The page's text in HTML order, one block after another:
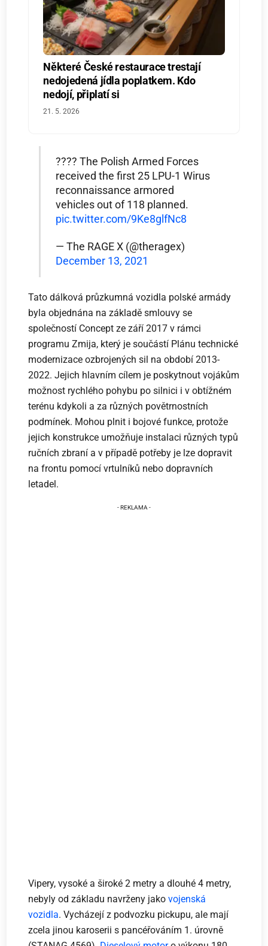
Některé České restaurace trestají
nedojedená jídla poplatkem. Kdo
nedojí, připlatí si
21. 5. 2026
???? The Polish Armed Forces
received the first 25 LPU-1 Wirus
reconnaissance armored
vehicles out of 118 planned.
pic.twitter.com/9Ke8glfNc8
— The RAGE X (@theragex)
December 13, 2021
Tato dálková průzkumná vozidla polské armády
byla objednána na základě smlouvy se
společností Concept ze září 2017 v rámci
programu Zmija, který je součástí Plánu technické
modernizace ozbrojených sil na období 2013-
2022. Jejich hlavním cílem je poskytnout vojákům
možnost rychlého pohybu po silnici i v obtížném
terénu kdykoli a za různých povětrnostních
podmínek. Mohou plnit i bojové funkce, protože
jejich konstrukce umožňuje instalaci různých typů
ručních zbraní a v případě potřeby je lze dopravit
na frontu pomocí vrtulníků nebo dopravních
letadel.
Vipery, vysoké a široké 2 metry a dlouhé 4 metry,
nebyly od základu navrženy jakovojenská
vozidla. Vycházejí z podvozku pickupu, ale mají
zcela jinou karoserii s pancéřováním 1. úrovně